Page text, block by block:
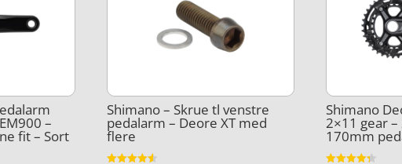
–
fit – Sort
Shimano – Skrue tl venstre
pedalarm – Deore XT med
flere
Shimano
2×11 gear
170mm